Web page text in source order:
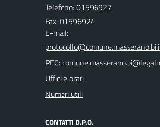
Telefono:01596927
Fax: 01596924
E-mail:
PEC:
Uffici e orari
Numeri utili
CONTATTI D.P.O.